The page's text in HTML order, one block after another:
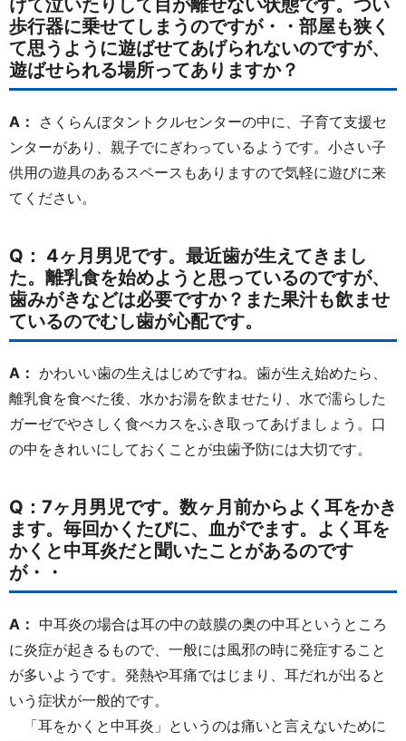
けて泣いたりして目が離せない状態です。つい
歩行器に乗せてしまうのですが・・部屋も狭く
て思うように遊ばせてあげられないのですが、
遊ばせられる場所ってありますか？
A：
さくらんぼタントクルセンターの中に、子育て支援セ
ンターがあり、親子でにぎわっているようです。小さい子
供用の遊具のあるスペースもありますので気軽に遊びに来
てください。
Q： 4ヶ月男児です。最近歯が生えてきまし
た。離乳食を始めようと思っているのですが、
歯みがきなどは必要ですか？また果汁も飲ませ
ているのでむし歯が心配です。
A： かわいい歯の生えはじめですね。歯が生え始めたら、
離乳食を食べた後、水かお湯を飲ませたり、水で濡らした
ガーゼでやさしく食べカスをふき取ってあげましょう。口
の中をきれいにしておくことが虫歯予防には大切です。
Q：7ヶ月男児です。数ヶ月前からよく耳をかき
ます。毎回かくたびに、血がでます。よく耳を
かくと中耳炎だと聞いたことがあるのです
が・・
A： 中耳炎の場合は耳の中の鼓膜の奥の中耳というところ
に炎症が起きるもので、一般には風邪の時に発症すること
が多いようです。発熱や耳痛ではじまり、耳だれが出ると
いう症状が一般的です。
「耳をかくと中耳炎」というのは痛いと言えないために